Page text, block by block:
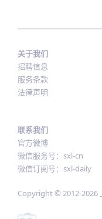
关于我们
招聘信息
服务条款
法律声明
联系我们
官方微博
微信服务号：sxl-cn
微信订阅号：sxl-daily
Copyright © 2012-2026